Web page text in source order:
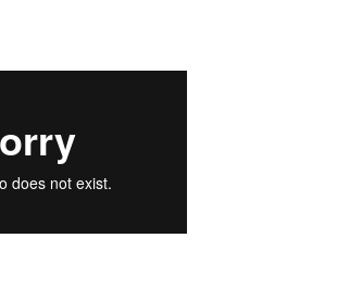
на Јапонија во Република Македонија г-дин
во Пелагонискиот регион
на проектен координатор
модерен пазар во Демир Хисар